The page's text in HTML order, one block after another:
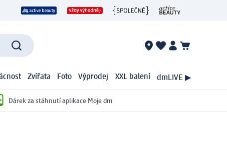
Zvířata Foto Výprodej XXL balení dmLIVE ▶
Dárek za stáhnutí aplikace Moje dm